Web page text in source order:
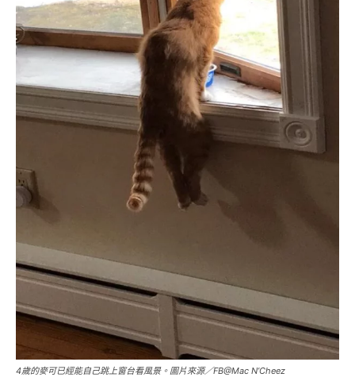
4歲的麥可已經能自己跳上窗台看風景。圖片來源／FB@Mac N’Cheez